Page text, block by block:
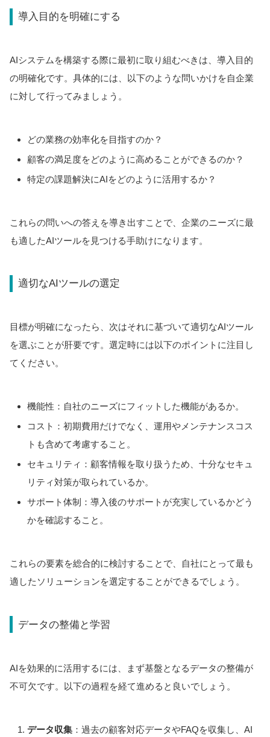
導入目的を明確にする
AIシステムを構築する際に最初に取り組むべきは、導入目的
の明確化です。具体的には、以下のような問いかけを自企業
に対して行ってみましょう。
どの業務の効率化を目指すのか？
顧客の満足度をどのように高めることができるのか？
特定の課題解決にAIをどのように活用するか？
これらの問いへの答えを導き出すことで、企業のニーズに最
も適したAIツールを見つける手助けになります。
適切なAIツールの選定
目標が明確になったら、次はそれに基づいて適切なAIツール
を選ぶことが肝要です。選定時には以下のポイントに注目し
てください。
機能性：自社のニーズにフィットした機能があるか。
コスト：初期費用だけでなく、運用やメンテナンスコス
トも含めて考慮すること。
セキュリティ：顧客情報を取り扱うため、十分なセキュ
リティ対策が取られているか。
サポート体制：導入後のサポートが充実しているかどう
かを確認すること。
これらの要素を総合的に検討することで、自社にとって最も
適したソリューションを選定することができるでしょう。
データの整備と学習
AIを効果的に活用するには、まず基盤となるデータの整備が
不可欠です。以下の過程を経て進めると良いでしょう。
データ収集 ：過去の顧客対応データやFAQを収集し、AI